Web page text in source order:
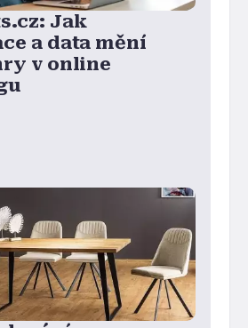
Jak
a data mění
v online